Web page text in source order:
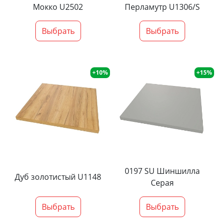
Мокко U2502
Выбрать
Перламутр U1306/S
Выбрать
+10%
Дуб золотистый U1148
Выбрать
+15%
0197 SU Шиншилла
Серая
Выбрать